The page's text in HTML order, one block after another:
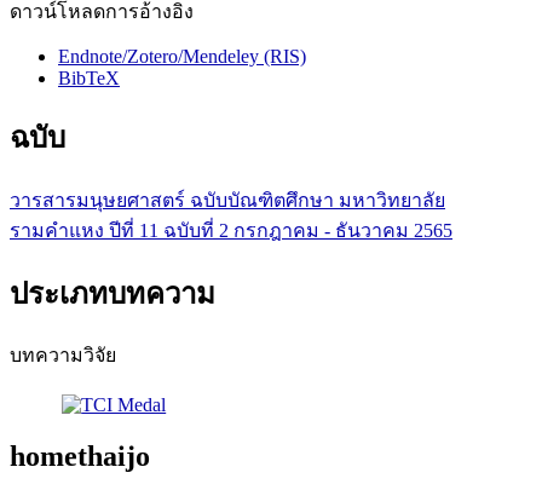
ดาวน์โหลดการอ้างอิง
Endnote/Zotero/Mendeley (RIS)
BibTeX
ฉบับ
วารสารมนุษยศาสตร์ ฉบับบัณฑิตศึกษา มหาวิทยาลัย
รามคำแหง ปีที่ 11 ฉบับที่ 2 กรกฎาคม - ธันวาคม 2565
ประเภทบทความ
บทความวิจัย
homethaijo